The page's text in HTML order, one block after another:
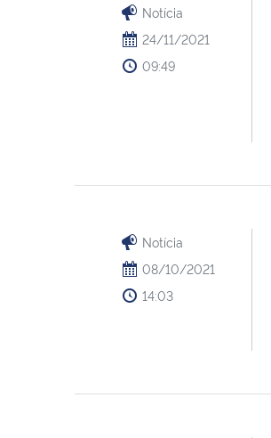
Notícia
24/11/2021
09:49
Notícia
08/10/2021
14:03